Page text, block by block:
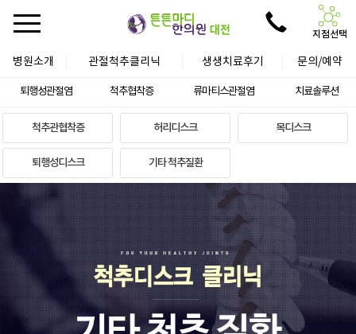
지점선택
병원소개 관절척추클리닉 생생치료후기 문의/예약
퇴행성관절염 척추협착증 류마티스관절염 치료솔루션
척추관협착증 허리디스크 목디스크
퇴행성디스크 기타 척추질환